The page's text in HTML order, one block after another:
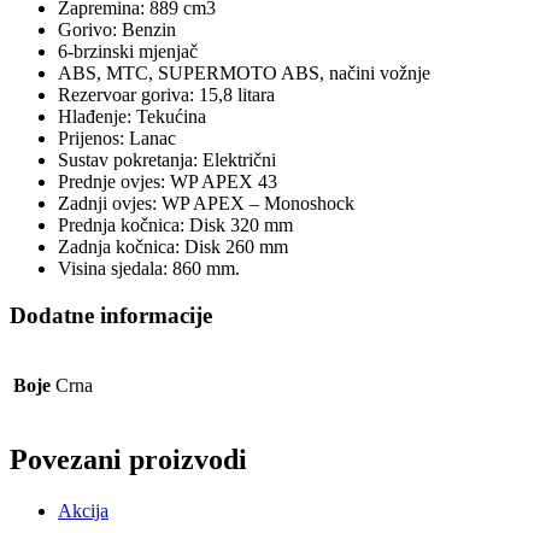
Zapremina: 889 cm3
Gorivo: Benzin
6-brzinski mjenjač
ABS, MTC, SUPERMOTO ABS, načini vožnje
Rezervoar goriva: 15,8 litara
Hlađenje: Tekućina
Prijenos: Lanac
Sustav pokretanja: Električni
Prednje ovjes: WP APEX 43
Zadnji ovjes: WP APEX – Monoshock
Prednja kočnica: Disk 320 mm
Zadnja kočnica: Disk 260 mm
Visina sjedala: 860 mm.
Dodatne informacije
Boje Crna
Povezani proizvodi
Akcija